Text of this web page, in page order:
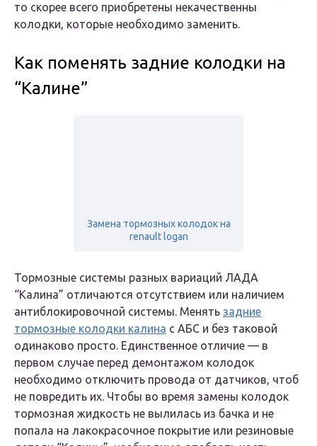
то скорее всего приобретены некачественны
колодки, которые необходимо заменить.
Как поменять задние колодки на
“Калине”
Замена тормозных колодок на
renault logan
Тормозные системы разных вариаций ЛАДА
“Калина” отличаются отсутствием или наличием
антиблокировочной системы. Менять задние
тормозные колодки калина с АБС и без таковой
одинаково просто. Единственное отличие — в
первом случае перед демонтажом колодок
необходимо отключить провода от датчиков, чтоб
не повредить их. Чтобы во время замены колодок
тормозная жидкость не вылилась из бачка и не
попала на лакокрасочное покрытие или резиновые